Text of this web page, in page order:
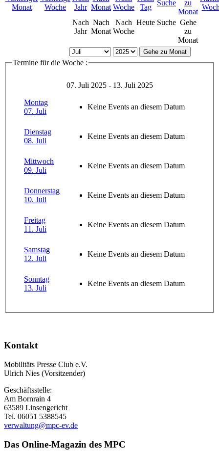
Nach
Jahr
Nach
Monat
Nach
Woche
Heute Suche Gehe
zu
Monat
Gehe zu Monat
Termine für die Woche :
07. Juli 2025 - 13. Juli 2025
Montag
07. Juli
Keine Events an diesem Datum
Dienstag
08. Juli
Keine Events an diesem Datum
Mittwoch
09. Juli
Keine Events an diesem Datum
Donnerstag
10. Juli
Keine Events an diesem Datum
Freitag
11. Juli
Keine Events an diesem Datum
Samstag
12. Juli
Keine Events an diesem Datum
Sonntag
13. Juli
Keine Events an diesem Datum
Kontakt
Mobilitäts Presse Club e.V.
Ulrich Nies (Vorsitzender)
Geschäftsstelle:
Am Bornrain 4
63589 Linsengericht
Tel. 06051 5388545
verwaltung@mpc-ev.de
Das Online-Magazin des MPC